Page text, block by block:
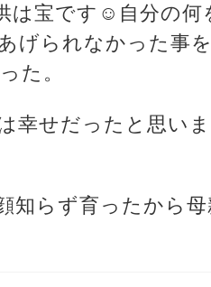
は宝です☺️自分の
げられなかった事
た。
幸せだったと思い
知らず育ったから